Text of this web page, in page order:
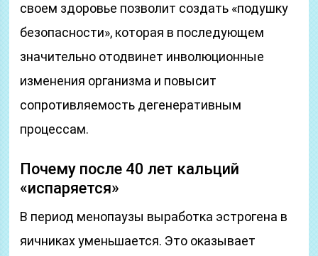
своем здоровье позволит создать «подушку
безопасности», которая в последующем
значительно отодвинет инволюционные
изменения организма и повысит
сопротивляемость дегенеративным
процессам.
Почему после 40 лет кальций
«испаряется»
В период менопаузы выработка эстрогена в
яичниках уменьшается. Это оказывает